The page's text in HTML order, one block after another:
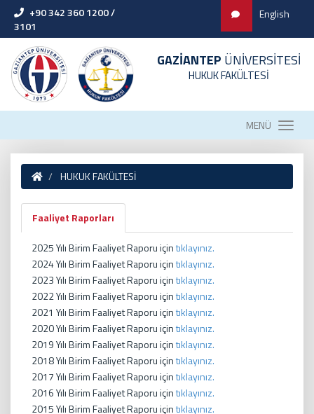
+90 342 360 1200 /
3101
English
GAZİANTEP ÜNİVERSİTESİ
HUKUK FAKÜLTESİ
MENÜ
HUKUK FAKÜLTESİ
Faaliyet Raporları
2025 Yılı Birim Faaliyet Raporu içintıklayınız.
2024 Yılı Birim Faaliyet Raporu içintıklayınız.
2023 Yılı Birim Faaliyet Raporu içintıklayınız.
2022 Yılı Birim Faaliyet Raporu içintıklayınız.
2021 Yılı Birim Faaliyet Raporu içintıklayınız.
2020 Yılı Birim Faaliyet Raporu içintıklayınız.
2019 Yılı Birim Faaliyet Raporu içintıklayınız.
2018 Yılı Birim Faaliyet Raporu içintıklayınız.
2017 Yılı Birim Faaliyet Raporu içintıklayınız.
2016 Yılı Birim Faaliyet Raporu içintıklayınız.
2015 Yılı Birim Faaliyet Raporu içintıklayınız.